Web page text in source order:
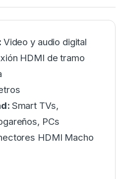
Video y audio digital
HDMI de tramo
Smart TVs,
PCs
HDMI Macho